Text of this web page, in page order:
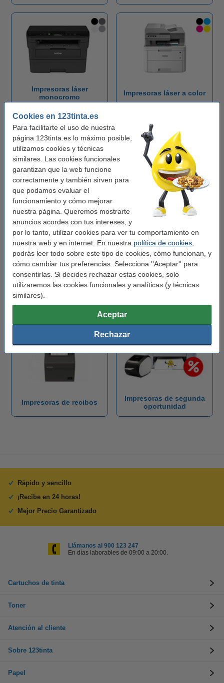
Cookies en 123tinta.es
Para facilitarte el uso de nuestra
página 123tinta.es lo máximo posible,
utilizamos cookies y técnicas
similares. Las cookies funcionales
garantizan que la web funcione
correctamente y también sirven para
que podamos evaluar el
funcionamiento y cómo mejorar
nuestra página. Queremos mostrarte
anuncios acordes con tus intereses, y
por lo tanto, utilizar cookies para ver tu comportamiento en
nuestra web y en internet. En nuestra política de cookies
podrás leer todo sobre este tipo de cookies, cómo funcionan, y
cómo cambiar tus preferencias. Selecciona ''Aceptar'' para
consentirlas. Si decides rechazar estas cookies, solo
utilizaremos las cookies funcionales y analíticas (y técnicas
similares).
Aceptar
Rechazar
Impresoras láser
monocromo
Impresoras láser a color
Impresoras multifunción Impresoras de etiquetas
Rotuladoras
Impresoras de recibos
Impresoras de segunda
oportunidad
Rápido y sencillo
¡Recibe en 24 horas!
Mejor Precio Garantizado
Llámanos al 900 123 247
En días laborables de 09:00 a 20:00.
Cartuchos de tinta
Toner
Atención al cliente
Sobre 123tinta
Papel